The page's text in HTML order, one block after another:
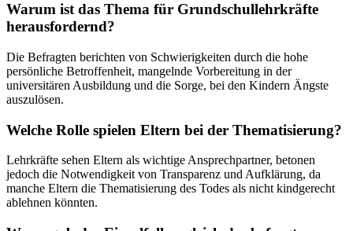
Warum ist das Thema für Grundschullehrkräfte
herausfordernd?
Die Befragten berichten von Schwierigkeiten durch die hohe
persönliche Betroffenheit, mangelnde Vorbereitung in der
universitären Ausbildung und die Sorge, bei den Kindern Ängste
auszulösen.
Welche Rolle spielen Eltern bei der Thematisierung?
Lehrkräfte sehen Eltern als wichtige Ansprechpartner, betonen
jedoch die Notwendigkeit von Transparenz und Aufklärung, da
manche Eltern die Thematisierung des Todes als nicht kindgerecht
ablehnen könnten.